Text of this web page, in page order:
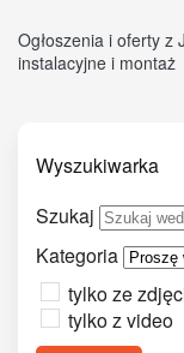
Ogłoszenia i oferty z
instalacyjne i montaż
Wyszukiwarka
Szukaj
Kategoria
tylko ze
tylko z video